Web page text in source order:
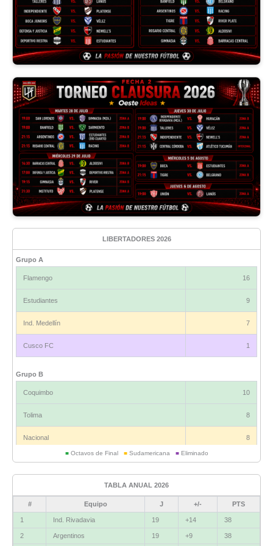
LIBERTADORES 2026
Grupo A
Flamengo 16
Estudiantes 9
Ind. Medellín 7
Cusco FC 1
Grupo B
Coquimbo 10
Tolima 8
Nacional 8
Ind. Rivadavia 16
Fluminense 8
■Octavos de Final ■Sudamericana ■Eliminado
TABLA ANUAL 2026
# Equipo J +/- PTS
1 Ind. Rivadavia 19 +14 38
2 Argentinos 19 +9 38